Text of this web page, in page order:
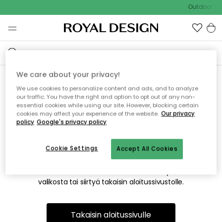
Outdoor
Emme valitettavasti löydä
etsimääsi sivua
Tämä voi johtua siitä, että sivua ei enää ole tai siitä, että se
on siirretty muualle. Pahoittelemme tästä mahdollisesti
valikosta tai siirtyä takaisin aloitussivustolle.
Takaisin aloitussivulle
We care about your privacy!
We use cookies to personalize content and ads, and to analyze
our traffic. You have the right and option to opt out of any non-
essential cookies while using our site. However, blocking certain
cookies may affect your experience of the website. Our privacy
policy Google's privacy policy
Accept All Cookies
Cookie Settings